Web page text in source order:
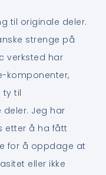
til originale deler.
strenge på
verksted har
komponenter,
ty til
Jeg har
etter å ha fått
for å oppdage at
eller ikke